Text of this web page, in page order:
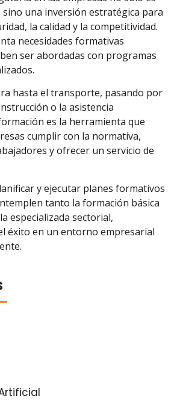
una inversión estratégica para
la calidad y la competitividad.
necesidades formativas
ser abordadas con programas
hasta el transporte, pasando por
o la asistencia
es la herramienta que
cumplir con la normativa,
y ofrecer un servicio de
y ejecutar planes formativos
tanto la formación básica
especializada sectorial,
éxito en un entorno empresarial